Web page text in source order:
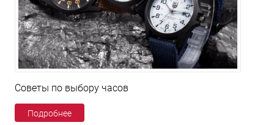
Советы по выбору часов
Подробнее